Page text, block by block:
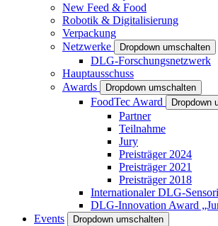
New Feed & Food
Robotik & Digitalisierung
Verpackung
Netzwerke
Dropdown umschalten
DLG-Forschungsnetzwerk
Hauptausschuss
Awards
Dropdown umschalten
FoodTec Award Dropdown
Partner
Teilnahme
Jury
Preisträger 2024
Preisträger 2021
Preisträger 2018
Internationaler DLG-
DLG-Innovation Award
Events
Dropdown umschalten